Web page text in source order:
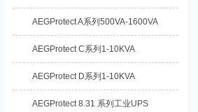
AEGProtect A系列500VA-1600VA
AEGProtect C系列1-10KVA
AEGProtect D系列1-10KVA
AEGProtect 8.31 系列工业UPS